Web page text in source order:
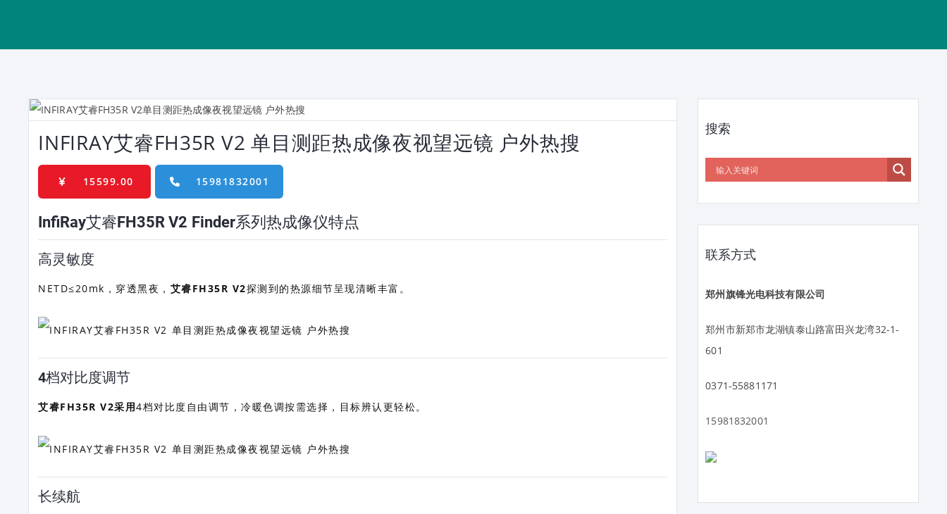
INFIRAY艾睿FH35R V2 单目测距热成像夜视望远镜 户外热搜
15599.00 15981832001
InfiRay艾睿FH35R V2 Finder系列热成像仪特点
高灵敏度
NETD≤20mk，穿透黑夜， 艾睿FH35R V2探测到的热源细节呈现清晰丰富。
4档对比度调节
艾睿FH35R V2采用4档对比度自由调节，冷暖色调按需选择，目标辨认更轻松。
长续航
搜索
联系方式
郑州旗锋光电科技有限公司
郑州市新郑市龙湖镇泰山路富田兴龙湾32-1-
601
0371-55881171
15981832001